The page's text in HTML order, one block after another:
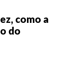
como a
do